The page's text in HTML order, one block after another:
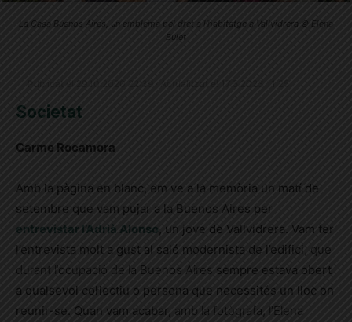
La Casa Buenos Aires, un emblema pel dret a l'habitatge a Vallvidrera © Elena
Bulet
Societat
Carme Rocamora
Amb la pàgina en blanc, em ve a la memòria un matí de
setembre que vam pujar a la Buenos Aires per
entrevistar l’Adrià Alonso, un jove de Vallvidrera. Vam fer
l’entrevista molt a gust al saló modernista de l’edifici , que
durant l’ocupació de la Buenos Aires sempre estava obert
a qualsevol col·lectiu o persona que necessités un lloc on
reunir-se. Quan vam acabar, amb la fotògrafa, l’Elena